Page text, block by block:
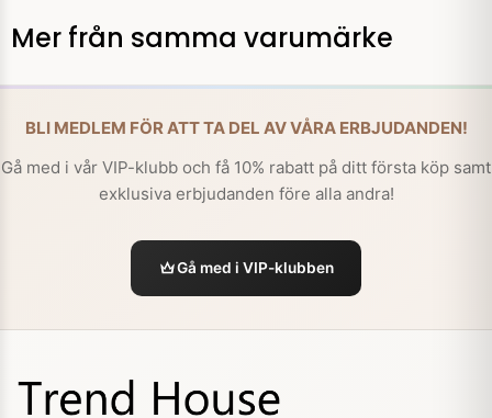
Mer från samma varumärke
BLI MEDLEM FÖR ATT TA DEL AV VÅRA ERBJUDANDEN!
Gå med i vår VIP-klubb och få 10% rabatt på ditt första köp samt
exklusiva erbjudanden före alla andra!
Gå med i VIP-klubben